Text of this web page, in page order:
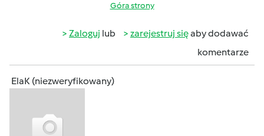
Góra strony
Zaloguj lub zarejestruj sięaby dodawać
komentarze
ElaK (niezweryfikowany)